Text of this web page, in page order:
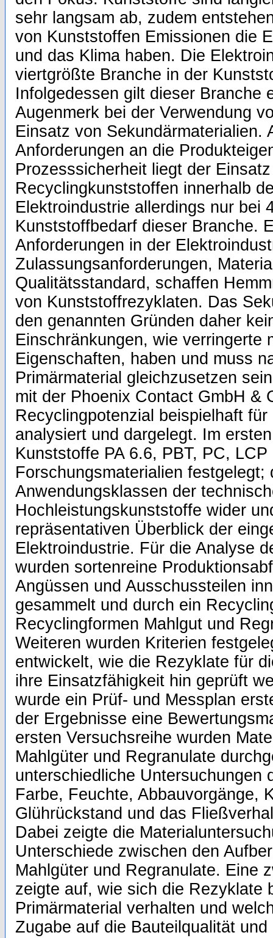
sehr langsam ab, zudem
von Kunststoffen Emissionen die
und das Klima haben. Die
viertgrößte Branche in der
Infolgedessen gilt dieser Branche
Augenmerk bei der Verwendung
Einsatz von Sekundärmaterialien.
Anforderungen an die
Prozesssicherheit liegt der
Recyclingkunststoffen innerhalb
Elektroindustrie allerdings nur bei
Kunststoffbedarf dieser Branche.
Anforderungen in der
Zulassungsanforderungen,
Qualitätsstandard, schaffen
von Kunststoffrezyklaten. Das
den genannten Gründen daher
Einschränkungen, wie verringerte
Eigenschaften, haben und muss
Primärmaterial gleichzusetzen
mit der Phoenix Contact GmbH &
Recyclingpotenzial beispielhaft
analysiert und dargelegt. Im
Kunststoffe PA 6.6, PBT, PC,
Forschungsmaterialien festgelegt;
Anwendungsklassen der
Hochleistungskunststoffe wider
repräsentativen Überblick der
Elektroindustrie. Für die Analyse
wurden sortenreine
Angüssen und Ausschussteilen
gesammelt und durch ein
Recyclingformen Mahlgut und
Weiteren wurden Kriterien
entwickelt, wie die Rezyklate für
ihre Einsatzfähigkeit hin geprüft
wurde ein Prüf- und Messplan
der Ergebnisse eine
ersten Versuchsreihe wurden
Mahlgüter und Regranulate
unterschiedliche Untersuchungen
Farbe, Feuchte, Abbauvorgänge,
Glührückstand und das
Dabei zeigte die
Unterschiede zwischen den
Mahlgüter und Regranulate. Eine
zeigte auf, wie sich die Rezyklate
Primärmaterial verhalten und
Zugabe auf die Bauteilqualität